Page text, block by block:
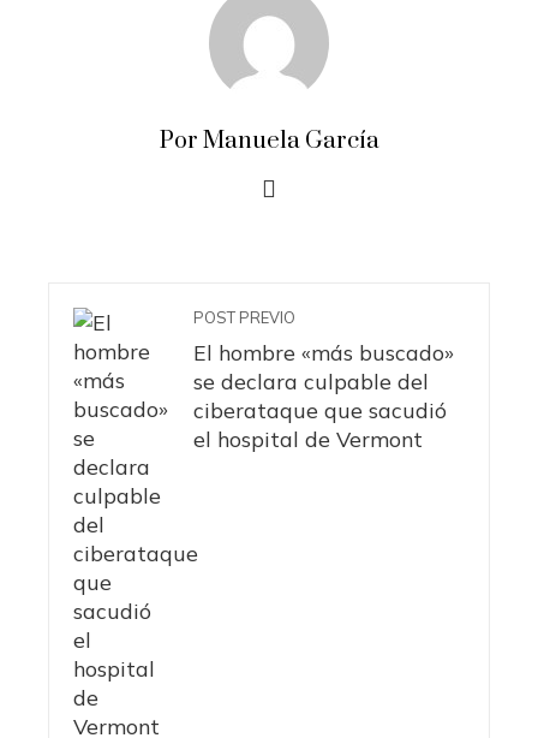
Por Manuela García
POST PREVIO
El hombre «más buscado»
se declara culpable del
ciberataque que sacudió
el hospital de Vermont